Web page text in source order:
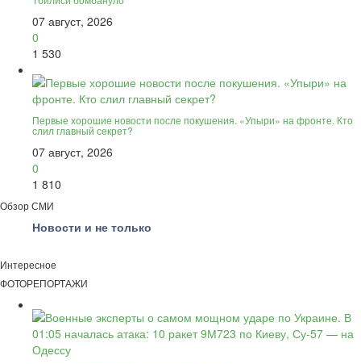
07 август, 2026
0
1 530
Первые хорошие новости после покушения. «Упыри» на фронте. Кто
слил главный секрет?
07 август, 2026
0
1 810
Обзор СМИ
Новости и не только
Интересное
ФОТОРЕПОРТАЖИ